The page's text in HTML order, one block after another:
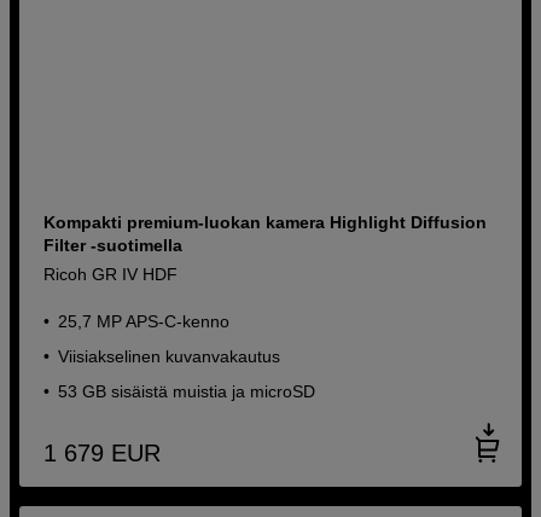
Kompakti premium-luokan kamera Highlight Diffusion
Filter -suotimella
Ricoh GR IV HDF
25,7 MP APS-C-kenno
Viisiakselinen kuvanvakautus
53 GB sisäistä muistia ja microSD
1 679 EUR